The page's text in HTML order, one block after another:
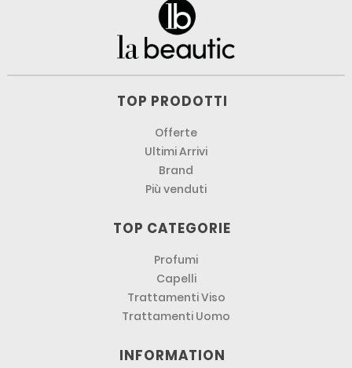
TOP PRODOTTI
Offerte
Ultimi Arrivi
Brand
Più venduti
TOP CATEGORIE
Profumi
Capelli
Trattamenti Viso
Trattamenti Uomo
INFORMATION